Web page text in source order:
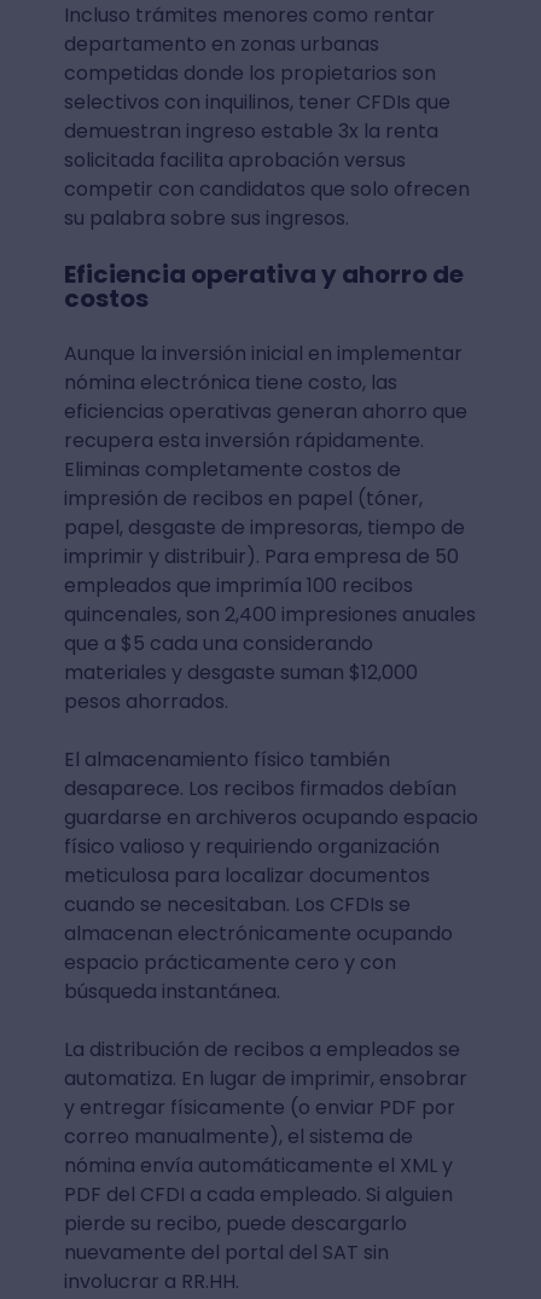
Incluso trámites menores como rentar
departamento en zonas urbanas
competidas donde los propietarios son
selectivos con inquilinos, tener CFDIs que
demuestran ingreso estable 3x la renta
solicitada facilita aprobación versus
competir con candidatos que solo ofrecen
su palabra sobre sus ingresos.
Eficiencia operativa y ahorro de
costos
Aunque la inversión inicial en implementar
nómina electrónica tiene costo, las
eficiencias operativas generan ahorro que
recupera esta inversión rápidamente.
Eliminas completamente costos de
impresión de recibos en papel (tóner,
papel, desgaste de impresoras, tiempo de
imprimir y distribuir). Para empresa de 50
empleados que imprimía 100 recibos
quincenales, son 2,400 impresiones anuales
que a $5 cada una considerando
materiales y desgaste suman $12,000
pesos ahorrados.
El almacenamiento físico también
desaparece. Los recibos firmados debían
guardarse en archiveros ocupando espacio
físico valioso y requiriendo organización
meticulosa para localizar documentos
cuando se necesitaban. Los CFDIs se
almacenan electrónicamente ocupando
espacio prácticamente cero y con
búsqueda instantánea.
La distribución de recibos a empleados se
automatiza. En lugar de imprimir, ensobrar
y entregar físicamente (o enviar PDF por
correo manualmente), el sistema de
nómina envía automáticamente el XML y
PDF del CFDI a cada empleado. Si alguien
pierde su recibo, puede descargarlo
nuevamente del portal del SAT sin
involucrar a RR.HH.